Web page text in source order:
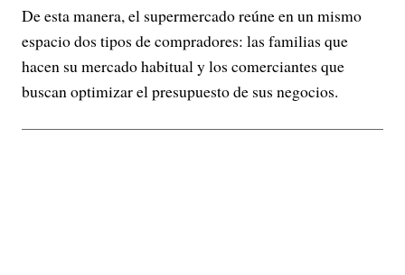
De esta manera, el supermercado reúne en un mismo
espacio dos tipos de compradores: las familias que
hacen su mercado habitual y los comerciantes que
buscan optimizar el presupuesto de sus negocios.